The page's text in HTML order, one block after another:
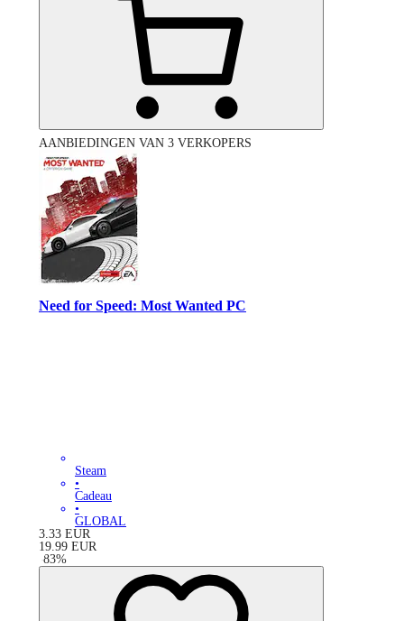
AANBIEDINGEN VAN 3 VERKOPERS
Need for Speed: Most Wanted PC
Steam
•
Cadeau
•
GLOBAL
3.33 EUR
19.99 EUR
-83%